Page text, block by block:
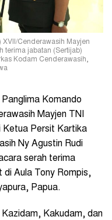
Cenderawasih Mayjen
terima jabatan (Sertijab)
Kodam Cenderawasih,
Komando
Mayjen TNI
Ketua Persit Kartika
Ny Agustin Rudi
serah terima
di Aula Tony Rompis,
Papua.
Kakudam, dan